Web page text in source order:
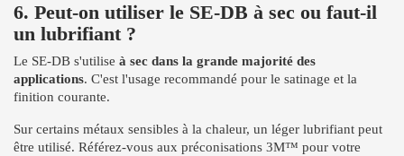
6. Peut-on utiliser le SE-DB à sec ou faut-il
un lubrifiant ?
Le SE-DB s'utilise à sec dans la grande majorité des
applications. C'est l'usage recommandé pour le satinage et la
finition courante.
Sur certains métaux sensibles à la chaleur, un léger lubrifiant peut
être utilisé. Référez-vous aux préconisations 3M™ pour votre